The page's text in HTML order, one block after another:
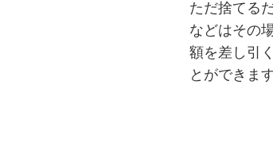
ただ捨てる
などはその
額を差し引
とができます